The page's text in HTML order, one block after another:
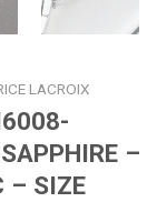
LACROIX
–
– SIZE